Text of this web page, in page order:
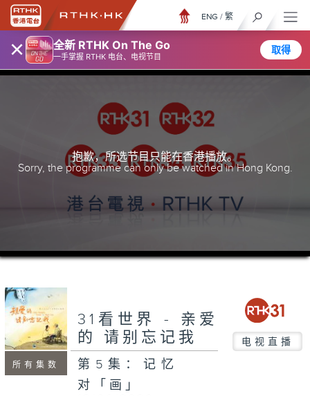
× 全新 RTHK On The Go
一手掌握 RTHK 电台、电视节目
取得
ENG / 繁
抱歉，所选节目只能在香港播放。
Sorry, the programme can only be watched in Hong Kong.
所有集数
31看世界 - 亲爱
的 请别忘记我
电视直播
第5集：记忆
对「画」